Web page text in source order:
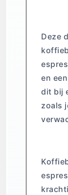
Deze
en
dit bij
zoals